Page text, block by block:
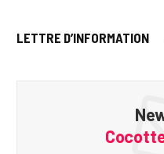
LETTRE D’INFORMATION